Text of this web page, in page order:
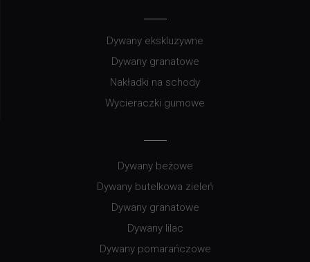
Dywany ekskluzywne
Dywany granatowe
Nakładki na schody
Wycieraczki gumowe
Dywany beżowe
Dywany butelkowa zieleń
Dywany granatowe
Dywany lilac
Dywany pomarańczowe